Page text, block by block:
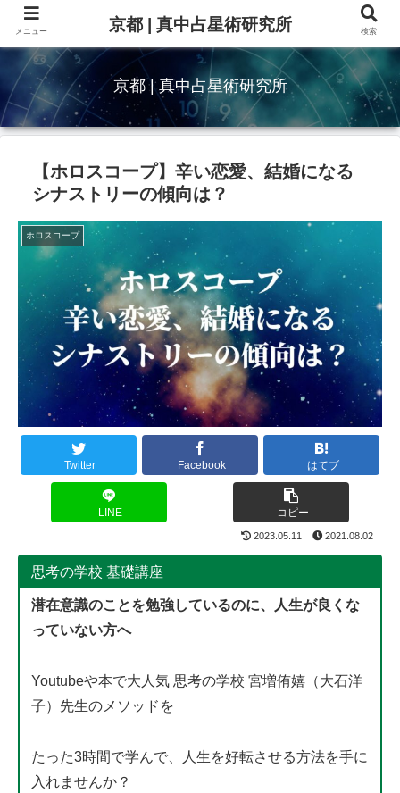
京都 | 真中占星術研究所
【ホロスコープ】辛い恋愛、結婚になる
シナストリーの傾向は？
ホロスコープ
Twitter Facebook はてブ
LINE コピー
2023.05.11 2021.08.02
思考の学校 基礎講座
潜在意識のことを勉強しているのに、人生が良くな
っていない方へ
Youtubeや本で大人気 思考の学校 宮増侑嬉（大石洋
子）先生のメソッドを
たった3時間で学んで、人生を好転させる方法を手に
入れませんか？
メニュー 京都 | 真中占星術研究所 検索